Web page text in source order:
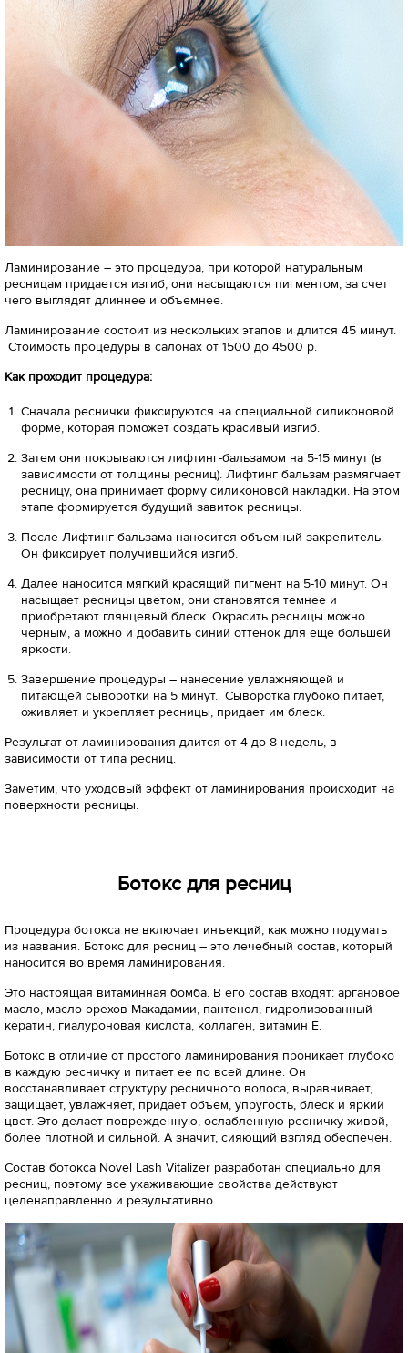
Ламинирование – это процедура, при которой натуральным
ресницам придается изгиб, они насыщаются пигментом, за счет
чего выглядят длиннее и объемнее.
Ламинирование состоит из нескольких этапов и длится 45 минут.
Стоимость процедуры в салонах от 1500 до 4500 р.
Как проходит процедура:
Сначала реснички фиксируются на специальной силиконовой
форме, которая поможет создать красивый изгиб.
Затем они покрываются лифтинг-бальзамом на 5-15 минут (в
зависимости от толщины ресниц). Лифтинг бальзам размягчает
ресницу, она принимает форму силиконовой накладки. На этом
этапе формируется будущий завиток ресницы.
После Лифтинг бальзама наносится объемный закрепитель.
Он фиксирует получившийся изгиб.
Далее наносится мягкий красящий пигмент на 5-10 минут. Он
насыщает ресницы цветом, они становятся темнее и
приобретают глянцевый блеск. Окрасить ресницы можно
черным, а можно и добавить синий оттенок для еще большей
яркости.
Завершение процедуры – нанесение увлажняющей и
питающей сыворотки на 5 минут. Сыворотка глубоко питает,
оживляет и укрепляет ресницы, придает им блеск.
Результат от ламинирования длится от 4 до 8 недель, в
зависимости от типа ресниц.
Заметим, что уходовый эффект от ламинирования происходит на
поверхности ресницы.
Ботокс для ресниц
Процедура ботокса не включает инъекций, как можно подумать
из названия. Ботокс для ресниц – это лечебный состав, который
наносится во время ламинирования.
Это настоящая витаминная бомба. В его состав входят: аргановое
масло, масло орехов Макадамии, пантенол, гидролизованный
кератин, гиалуроновая кислота, коллаген, витамин Е.
Ботокс в отличие от простого ламинирования проникает глубоко
в каждую ресничку и питает ее по всей длине. Он
восстанавливает структуру ресничного волоса, выравнивает,
защищает, увлажняет, придает объем, упругость, блеск и яркий
цвет. Это делает поврежденную, ослабленную ресничку живой,
более плотной и сильной. А значит, сияющий взгляд обеспечен.
Состав ботокса Novel Lash Vitalizer разработан специально для
ресниц, поэтому все ухаживающие свойства действуют
целенаправленно и результативно.